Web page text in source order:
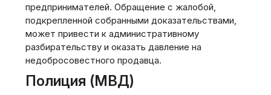
предпринимателей. Обращение с жалобой,
подкрепленной собранными доказательствами,
может привести к административному
разбирательству и оказать давление на
недобросовестного продавца.
Полиция (МВД)